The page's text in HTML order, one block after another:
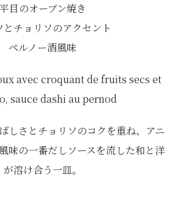
平目のオーブン焼き
とチョリソのアクセント
ペルノー酒風味
avec croquant de fruits secs et
sauce dashi au pernod
しさとチョリソのコクを重ね、アニ
味の一番だしソースを流した和と洋
が溶け合う一皿。